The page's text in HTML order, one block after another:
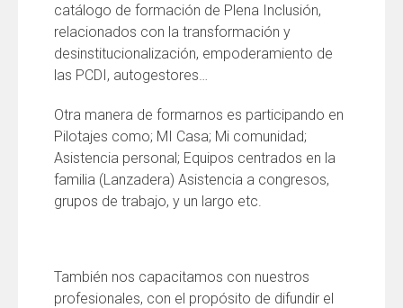
catálogo de formación de Plena Inclusión,
relacionados con la transformación y
desinstitucionalización, empoderamiento de
las PCDI, autogestores…
Otra manera de formarnos es participando en
Pilotajes como; MI Casa; Mi comunidad;
Asistencia personal; Equipos centrados en la
familia (Lanzadera) Asistencia a congresos,
grupos de trabajo, y un largo etc.
También nos capacitamos con nuestros
profesionales, con el propósito de difundir el